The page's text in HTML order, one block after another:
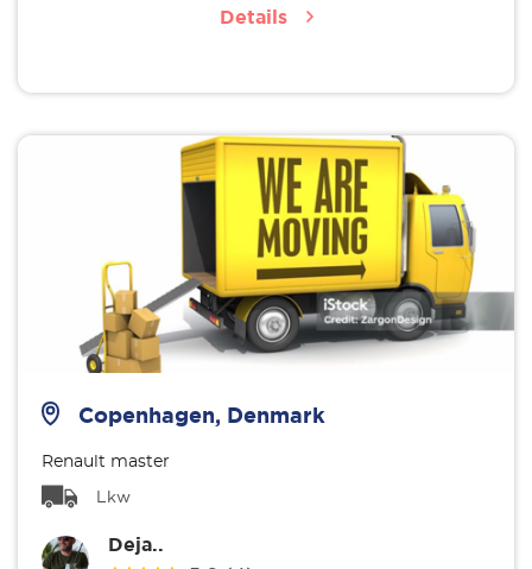
Details
Copenhagen, Denmark
Renault master
Lkw
Deja..